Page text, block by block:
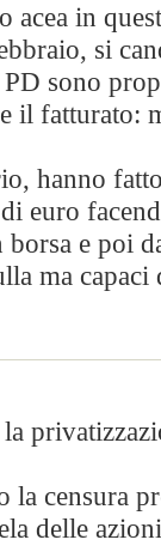
acea in
si
sono
il fatturato:
hanno
euro
e poi
ma capaci
la censura
delle